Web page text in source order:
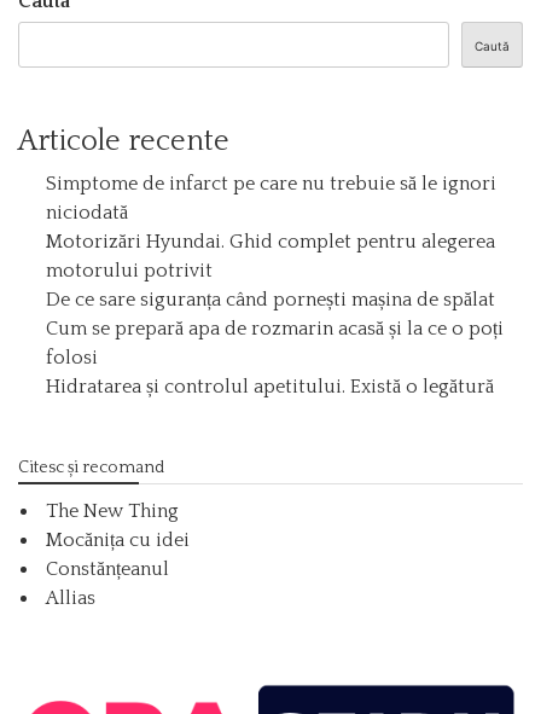
Caută
Articole recente
Simptome de infarct pe care nu trebuie să le ignori
niciodată
Motorizări Hyundai. Ghid complet pentru alegerea
motorului potrivit
De ce sare siguranța când pornești mașina de spălat
Cum se prepară apa de rozmarin acasă și la ce o poți
folosi
Hidratarea și controlul apetitului. Există o legătură
Citesc și recomand
The New Thing
Mocănița cu idei
Constănțeanul
Allias